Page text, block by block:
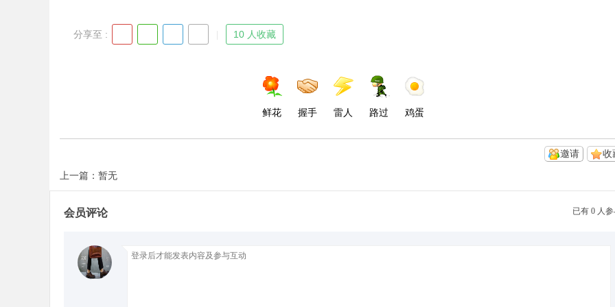
分享至 : 10 人收藏
鲜花 握手 雷人 路过 鸡蛋
收
邀请
上一篇：暂无
已有 0 人
会员评论